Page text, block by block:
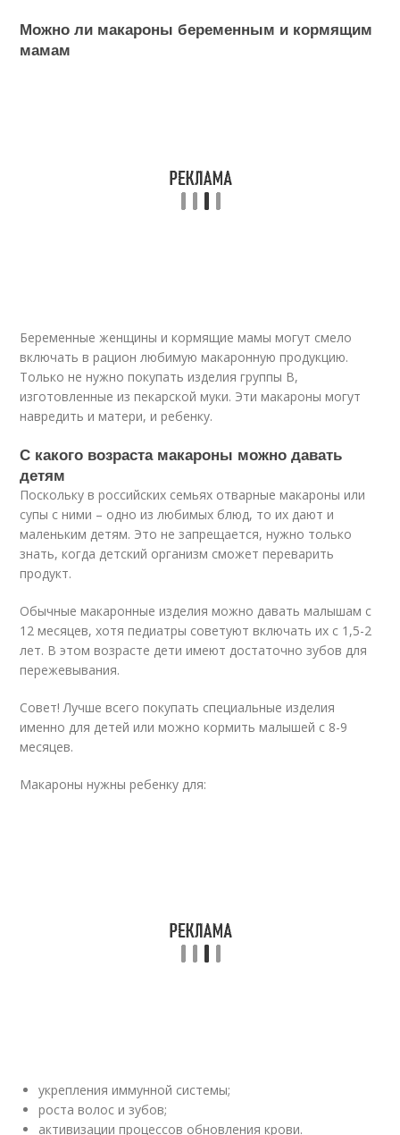
Можно ли макароны беременным и кормящим
мамам
Беременные женщины и кормящие мамы могут смело
включать в рацион любимую макаронную продукцию.
Только не нужно покупать изделия группы В,
изготовленные из пекарской муки. Эти макароны могут
навредить и матери, и ребенку.
С какого возраста макароны можно давать
детям
Поскольку в российских семьях отварные макароны или
супы с ними – одно из любимых блюд, то их дают и
маленьким детям. Это не запрещается, нужно только
знать, когда детский организм сможет переварить
продукт.
Обычные макаронные изделия можно давать малышам с
12 месяцев, хотя педиатры советуют включать их с 1,5-2
лет. В этом возрасте дети имеют достаточно зубов для
пережевывания.
Совет! Лучше всего покупать специальные изделия
именно для детей или можно кормить малышей с 8-9
месяцев.
Макароны нужны ребенку для:
укрепления иммунной системы;
роста волос и зубов;
активизации процессов обновления крови.